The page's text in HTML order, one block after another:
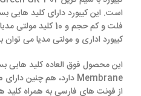
است. این کیبورد دارای کلید هایی
فلت و کم حجم و 10
کیبورد اداری و مولتی مدیا می توان
این محصول فوق العاده کلید هایی
از فونت های فارسی به همراه کلید